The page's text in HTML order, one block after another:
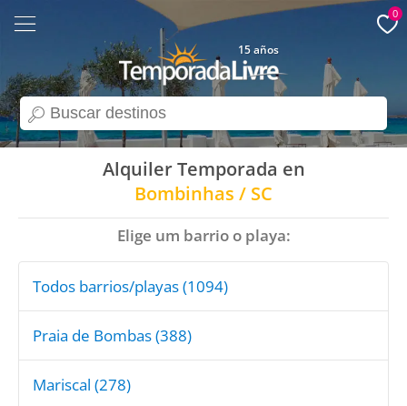
search
15 años
0
Alquiler Temporada en
Bombinhas / SC
Elige um barrio o playa:
Todos barrios/playas (1094)
Praia de Bombas (388)
Mariscal (278)